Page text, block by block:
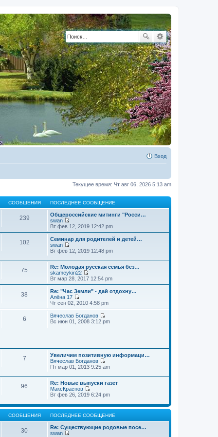
Вход
Текущее время: Чт авг 06, 2026 5:13 am
СООБЩЕНИЯ ПОСЛЕДНЕЕ СООБЩЕНИЕ
239
Общероссийские митинги "Росси…
swan
П
е
р
е
й
т
и
к
п
о
с
л
е
д
м
у
б
щ
е
н
ю
Вт фев 12, 2019 12:42 pm
102
Семинар для родителей и детей…
swan
П
р
е
й
т
и
к
п
о
с
л
е
у
с
о
о
щ
е
н
и
Вт фев 12, 2019 12:48 pm
75
Re: Молодая русская семья без…
skameykin22
П
е
р
е
й
к
п
е
д
н
е
у
с
о
о
щ
н
ю
Вт мар 28, 2017 12:54 pm
38
Re: "Час Земли" - дай отдохну…
Алёна 17
П
е
р
е
й
п
о
с
л
д
н
е
м
с
о
о
щ
Чт сен 02, 2010 4:58 pm
6
Вячеслав Богданов
П
т
и
п
л
д
е
м
у
с
Вс июн 01, 2008 3:12 pm
7
Увеличим позитивную информаци…
Вячеслав Богданов
П
р
е
т
к
п
о
л
Пт мар 01, 2013 9:25 am
96
Re: Новые выпуски газет
МаксКраснов
П
р
е
й
т
и
Вт фев 26, 2019 6:24 pm
СООБЩЕНИЯ ПОСЛЕДНЕЕ СООБЩЕНИЕ
30
Re: Существующие родовые посе…
swan